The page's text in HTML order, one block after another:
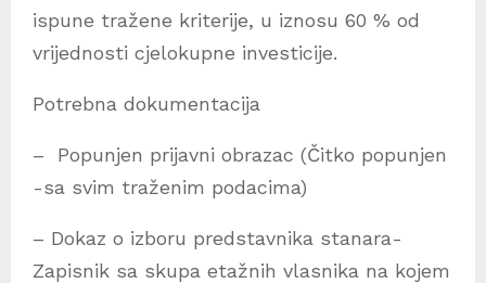
ispune tražene kriterije, u iznosu 60 % od
vrijednosti cjelokupne investicije.
Potrebna dokumentacija
– Popunjen prijavni obrazac (Čitko popunjen
-sa svim traženim podacima)
– Dokaz o izboru predstavnika stanara-
Zapisnik sa skupa etažnih vlasnika na kojem